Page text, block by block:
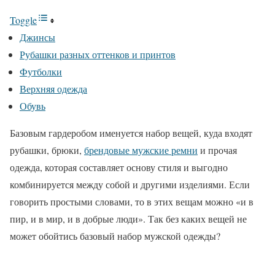
Toggle
Джинсы
Рубашки разных оттенков и принтов
Футболки
Верхняя одежда
Обувь
Базовым гардеробом именуется набор вещей, куда входят
рубашки, брюки, брендовые мужские ремни и прочая
одежда, которая составляет основу стиля и выгодно
комбинируется между собой и другими изделиями. Если
говорить простыми словами, то в этих вещам можно «и в
пир, и в мир, и в добрые люди». Так без каких вещей не
может обойтись базовый набор мужской одежды?